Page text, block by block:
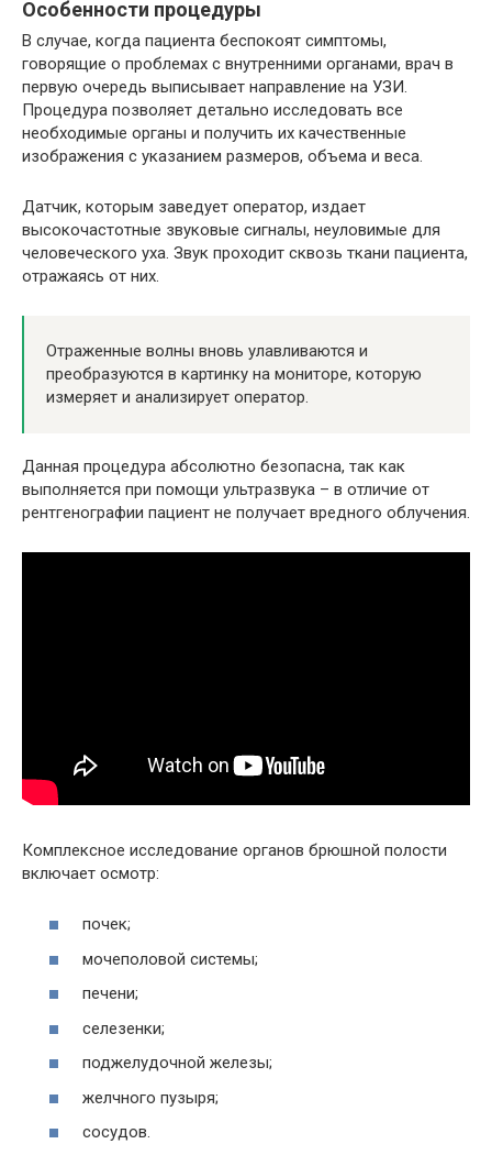
Особенности процедуры
В случае, когда пациента беспокоят симптомы,
говорящие о проблемах с внутренними органами, врач в
первую очередь выписывает направление на УЗИ.
Процедура позволяет детально исследовать все
необходимые органы и получить их качественные
изображения с указанием размеров, объема и веса.
Датчик, которым заведует оператор, издает
высокочастотные звуковые сигналы, неуловимые для
человеческого уха. Звук проходит сквозь ткани пациента,
отражаясь от них.
Отраженные волны вновь улавливаются и
преобразуются в картинку на мониторе, которую
измеряет и анализирует оператор.
Данная процедура абсолютно безопасна, так как
выполняется при помощи ультразвука – в отличие от
рентгенографии пациент не получает вредного облучения.
Комплексное исследование органов брюшной полости
включает осмотр:
почек;
мочеполовой системы;
печени;
селезенки;
поджелудочной железы;
желчного пузыря;
сосудов.